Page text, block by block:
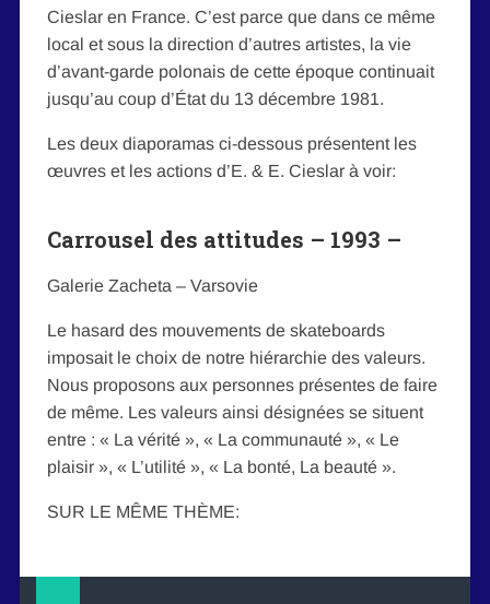
Cieslar en France. C’est parce que dans ce même
local et sous la direction d’autres artistes, la vie
d’avant-garde polonais de cette époque continuait
jusqu’au coup d’État du 13 décembre 1981.
Les deux diaporamas ci-dessous présentent les
œuvres et les actions d’E. & E. Cieslar à voir:
Carrousel des attitudes – 1993 –
Galerie Zacheta – Varsovie
Le hasard des mouvements de skateboards
imposait le choix de notre hiérarchie des valeurs.
Nous proposons aux personnes présentes de faire
de même. Les valeurs ainsi désignées se situent
entre : « La vérité », « La communauté », « Le
plaisir », « L’utilité », « La bonté, La beauté ».
SUR LE MÊME THÈME: